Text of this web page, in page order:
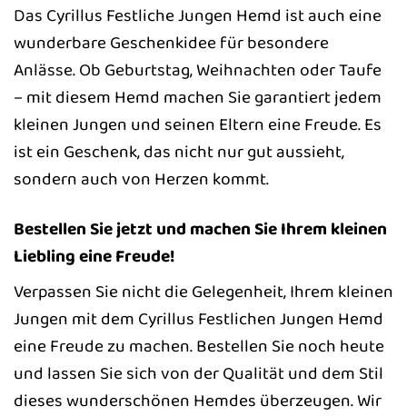
Das Cyrillus Festliche Jungen Hemd ist auch eine
wunderbare Geschenkidee für besondere
Anlässe. Ob Geburtstag, Weihnachten oder Taufe
– mit diesem Hemd machen Sie garantiert jedem
kleinen Jungen und seinen Eltern eine Freude. Es
ist ein Geschenk, das nicht nur gut aussieht,
sondern auch von Herzen kommt.
Bestellen Sie jetzt und machen Sie Ihrem kleinen
Liebling eine Freude!
Verpassen Sie nicht die Gelegenheit, Ihrem kleinen
Jungen mit dem Cyrillus Festlichen Jungen Hemd
eine Freude zu machen. Bestellen Sie noch heute
und lassen Sie sich von der Qualität und dem Stil
dieses wunderschönen Hemdes überzeugen. Wir